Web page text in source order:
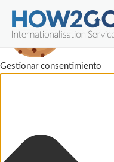
Gestionar consentimiento